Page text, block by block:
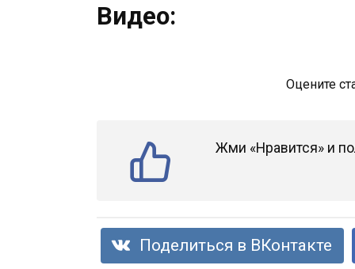
Видео:
Оцените
Жми «Нравится» и
Поделиться в ВКонтакте